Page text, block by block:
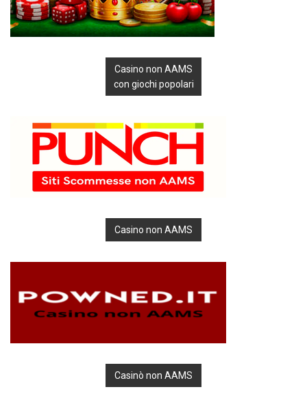
Casino non AAMS
con giochi popolari
Casino non AAMS
Casinò non AAMS